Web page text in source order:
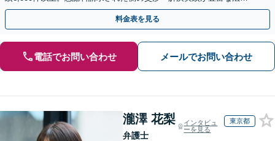
事務所です。
料金表を見る
電話でお問い合わせ メールでお問い合わせ
瀧澤 花梨
弁護士
インタビュ
ーを見る
東京都